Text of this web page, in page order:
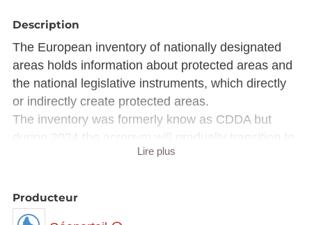
Description
The European inventory of nationally designated
areas holds information about protected areas and
the national legislative instruments, which directly
or indirectly create protected areas.
The inventory was formerly know as CDDA but
during 2024 the acronym will gradually transition to
the more accurate NatDA.
Reporting under this obligation is used for EEA
Lire plus
Producteur